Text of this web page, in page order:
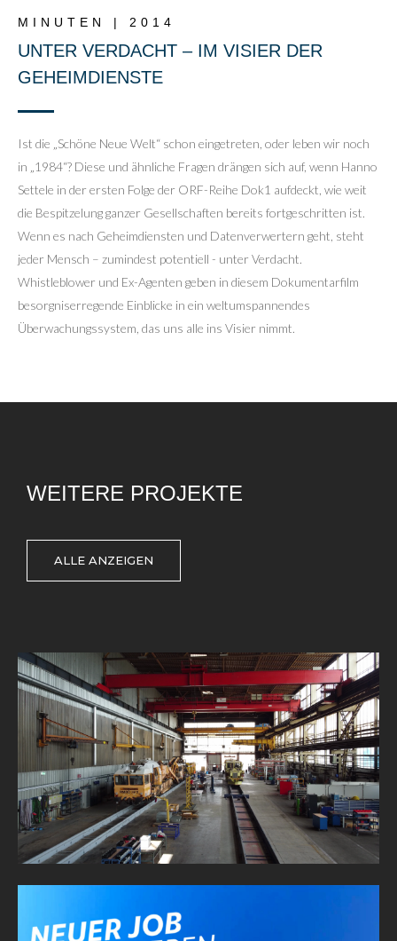
MINUTEN | 2014
UNTER VERDACHT – IM VISIER DER
GEHEIMDIENSTE
Ist die „Schöne Neue Welt“ schon eingetreten, oder leben wir noch
in „1984“? Diese und ähnliche Fragen drängen sich auf, wenn Hanno
Settele in der ersten Folge der ORF-Reihe Dok1 aufdeckt, wie weit
die Bespitzelung ganzer Gesellschaften bereits fortgeschritten ist.
Wenn es nach Geheimdiensten und Datenverwertern geht, steht
jeder Mensch – zumindest potentiell - unter Verdacht.
Whistleblower und Ex-Agenten geben in diesem Dokumentarfilm
besorgniserregende Einblicke in ein weltumspannendes
Überwachungssystem, das uns alle ins Visier nimmt.
WEITERE PROJEKTE
ALLE ANZEIGEN